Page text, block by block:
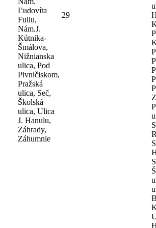
Ľudovíta
Fullu,
Nám.J.
Kútnika-
Šmálova,
Nižnianska
ulica, Pod
Pivničiskom,
Pražská
ulica, Seč,
Školská
ulica, Ulica
J. Hanulu,
Záhrady,
Záhumnie
29